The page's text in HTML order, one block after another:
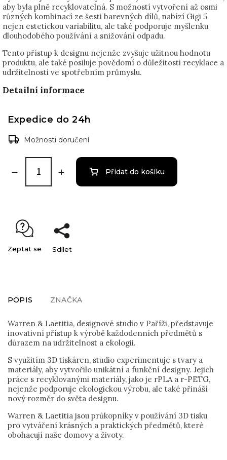
aby byla plně recyklovatelná. S možností vytvoření až osmi
různých kombinací ze šesti barevných dílů, nabízí Gigi 5
nejen estetickou variabilitu, ale také podporuje myšlenku
dlouhodobého používání a snižování odpadu.
Tento přístup k designu nejenže zvyšuje užitnou hodnotu
produktu, ale také posiluje povědomí o důležitosti recyklace a
udržitelnosti ve spotřebním průmyslu.
Detailní informace
Expedice do 24h
Možnosti doručení
Přidat do košíku
Zeptat se Sdílet
POPIS ZNAČKA
Warren & Laetitia, designové studio v Paříži, představuje
inovativní přístup k výrobě každodenních předmětů s
důrazem na udržitelnost a ekologii.
S využitím 3D tiskáren, studio experimentuje s tvary a
materiály, aby vytvořilo unikátní a funkční designy. Jejich
práce s recyklovanými materiály, jako je rPLA a r-PETG,
nejenže podporuje ekologickou výrobu, ale také přináší
nový rozměr do světa designu.
Warren & Laetitia jsou průkopníky v používání 3D tisku
pro vytváření krásných a praktických předmětů, které
obohacují naše domovy a životy.